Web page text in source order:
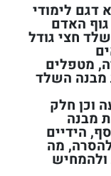
85 ס"מ הוא דגם לימודי
האדם
חצי גודל
מטפלים
מבנה השלד
וכן חלק
מבנה
הידיים
להסרה, מה